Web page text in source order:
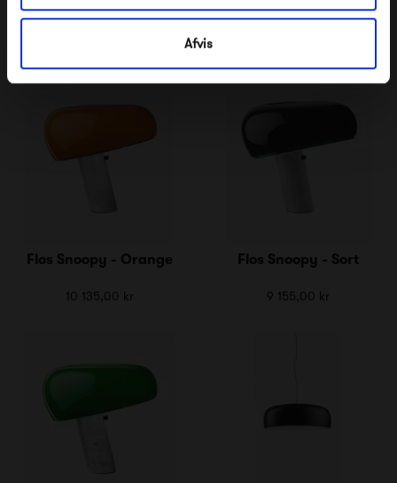
Afvis
Flos Snoopy - Orange
10 135,00 kr
Flos Snoopy - Sort
9 155,00 kr